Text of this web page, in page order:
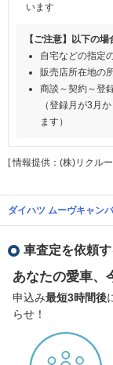
います
【ご注意】以下の
自宅などの指定
販売店所在地の
商談～契約～登
（登録月が3月
ます）
[ 情報提供：(株)リクル
ダイハツ ムーヴキャン
車査定を依頼す
あなたの愛車、
申込み最短3時間後
らせ！